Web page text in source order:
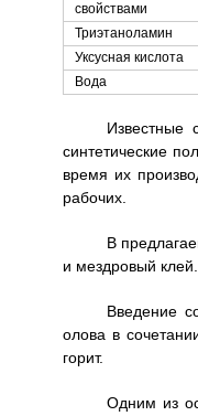
свойствами
Триэтаноламин
Уксусная кислота
Вода
Известные
синтетические
время их
рабочих.
В
и мездровый клей.
Введение
олова в
горит.
Одним из